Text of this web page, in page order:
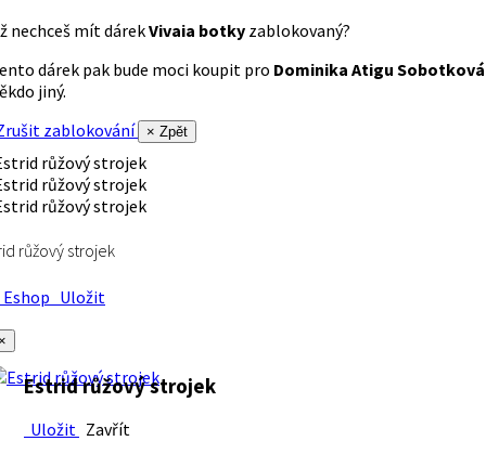
nechceš mít dárekVivaia botky zablokovaný?
dárek pak bude moci koupit pro Dominika Atigu Sobotková
jiný.
zablokování
× Zpět
růžový strojek
Uložit
Estrid růžový strojek
Uložit Zavřít